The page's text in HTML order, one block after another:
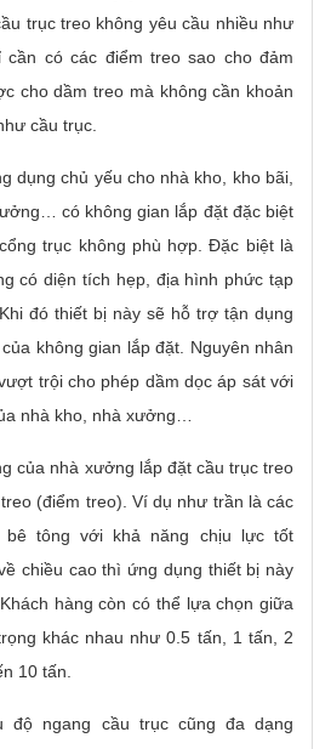
trục treo không yêu cầu nhiều như
cần có các điểm treo sao cho đảm
cho dầm treo mà không cần khoản
cầu trục.
dụng chủ yếu cho nhà kho, kho bãi,
có không gian lắp đặt đặc biệt
trục không phù hợp. Đặc biệt là
có diện tích hẹp, địa hình phức tạp
đó thiết bị này sẽ hỗ trợ tận dụng
không gian lắp đặt. Nguyên nhân
trội cho phép dầm dọc áp sát với
nhà kho, nhà xưởng…
của nhà xưởng lắp đặt cầu trục treo
(điểm treo). Ví dụ như trần là các
bê tông với khả năng chịu lực tốt
chiều cao thì ứng dụng thiết bị này
hàng còn có thể lựa chọn giữa
khác nhau như 0.5 tấn, 1 tấn, 2
10 tấn.
độ ngang cầu trục cũng đa dạng